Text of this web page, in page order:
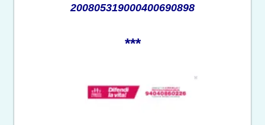
200805319000400690898
***